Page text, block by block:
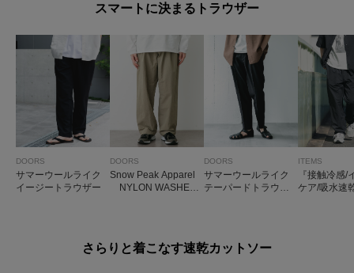
スマートに決まるトラウザー
DOORS
サマーウールライク
イージートラウザー
DOORS
Snow Peak Apparel
NYLON WASHER
DOORS
サマーウールライク
テーパードトラウザ
ITEMS
『接触冷感/
ケア/吸水速
さらりと着こなす速乾カットソー